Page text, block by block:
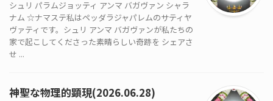
シュリ パラムジョッティ アンマ バガヴァン シャラ
ナム ☆ナマステ私はペッダラジャパレムのサティヤ
ヴァティです。シュリ アンマ バガヴァンが私たちの
家で起こしてくださった素晴らしい奇跡を シェアさ
せ ...
神聖な物理的顕現(2026.06.28)